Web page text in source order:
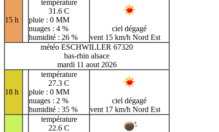
15 h
température
31.6 C
pluie : 0 MM
nuages : 4 %
humidité : 26 %
ciel dégagé
vent 15 km/h Nord Est
météo ESCHWILLER 67320
bas-rhin alsace
mardi 11 aout 2026
18 h
température
27.3 C
pluie : 0 MM
nuages : 2 %
humidité : 35 %
ciel dégagé
vent 17 km/h Nord Est
température
22.6 C